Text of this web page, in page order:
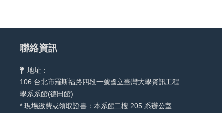
聯絡資訊
地址：
106 台北市羅斯福路四段一號國立臺灣大學資訊工程
學系系館(德田館)
* 現場繳費或領取證書：本系館二樓 205 系辦公室